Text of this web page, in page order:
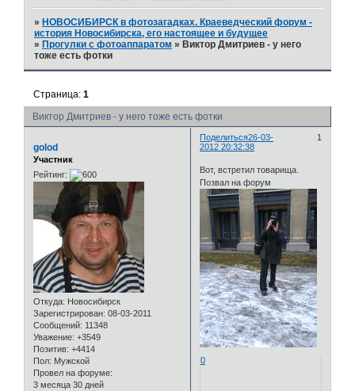
» НОВОСИБИРСК в фотозагадках. Краеведческий форум -
история Новосибирска, его настоящее и будущее
» Прогулки с фотоаппаратом » Виктор Дмитриев - у него
тоже есть фотки
Виктор Дмитриев - у него тоже есть фотки
Страница:1
Поделиться 1
26-03-
2012 20:32:38
golod
Участник
Рейтинг:
Откуда: Новосибирск
Зарегистрирован: 08-03-2011
Сообщений: 11348
Уважение: +3549
Позитив: +4414
Пол: Мужской
Провел на форуме:
3 месяца 30 дней
Вот, встретил товарища.
Позвал на форум
0